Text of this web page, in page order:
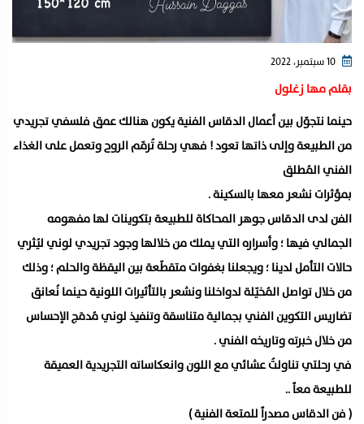
بقلم مها زغلول
حينما نتجوّل بين أعمال الدقاس الفنية يكون هنالك عمق فلسفي تجريدي
من الطبيعة وإلى ذاتها تعود ! فهي رحلة تُرمّم الروح وتعمل على الغذاء
الفني المُطلق
بمؤثرات نشعر معها بالسكينة .
الفن لدى الدقاس جوهر المحاكاة للطبيعة بتكوينات لها مفهومه
الجمالي فيها ؛ وأسراره التي يملك من خلالها وجود تجريدي لوني ليُثري
حالات التأمل لدينا ؛ ويجعلنا بغفوات متقطّعة بين اليقظة والحلم ؛ وذلك
من خلال تواصل المُخيّلة لدواخلنا ونشعر بالتأثيرات اللونية حينما نُعانق
تضاريس التكوين الفني بجمالية متناسقة وتنفيذ لوني مُدمَج الإحساس
من خلال خبرته وتاريخه الفني .
في رحلتي تناولتُ عشائي مع اللون وانعكاساته التجريدية العميقة
للطبيعة معاً ..
( فن الدقاس مصدراً للمتعة الفنية )